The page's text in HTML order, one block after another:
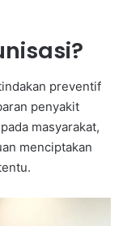
preventif
penyakit
masyarakat,
menciptakan